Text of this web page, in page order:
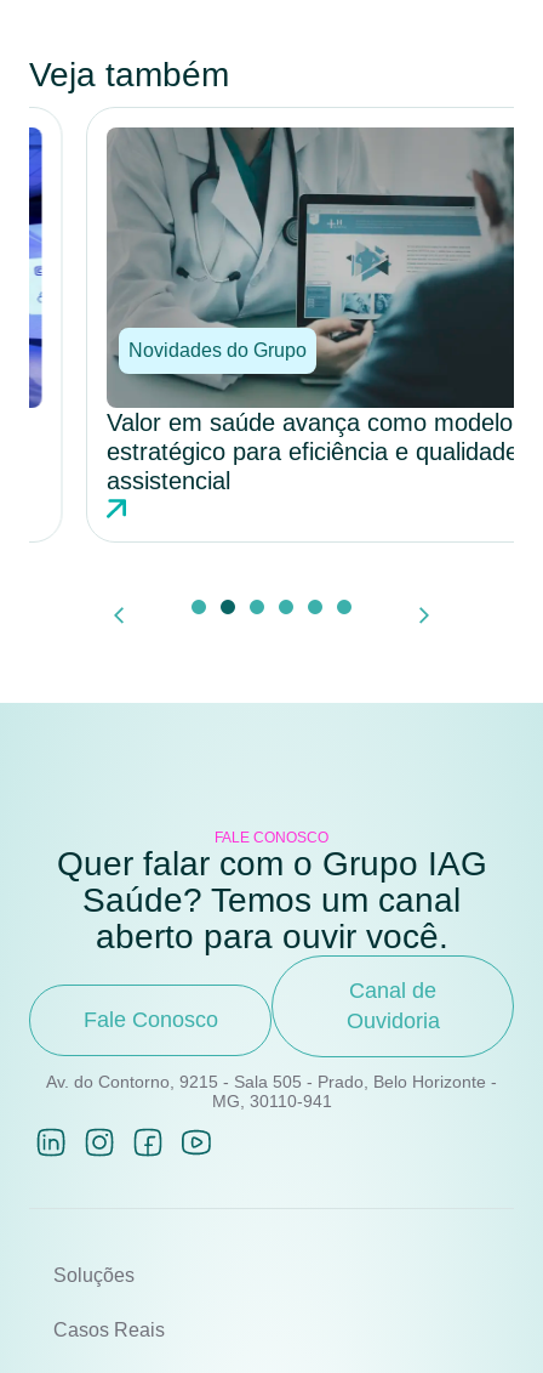
Veja também
Novidades do Grupo
Valor em saúde avança como modelo
estratégico para eficiência e qualidade
assistencial
FALE CONOSCO
Quer falar com o Grupo IAG
Saúde? Temos um canal
aberto para ouvir você.
Fale Conosco
Canal de
Ouvidoria
Av. do Contorno, 9215 - Sala 505 - Prado, Belo Horizonte -
MG, 30110-941
Soluções
Casos Reais